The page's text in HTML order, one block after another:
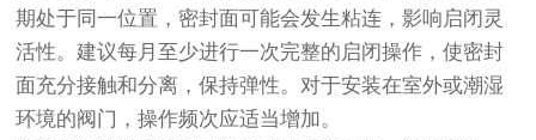
期处于同一位置，密封面可能会发生粘连，影响启闭灵
活性。建议每月至少进行一次完整的启闭操作，使密封
面充分接触和分离，保持弹性。对于安装在室外或潮湿
环境的阀门，操作频次应适当增加。